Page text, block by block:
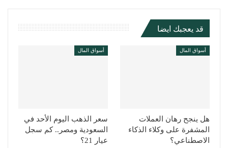
قد يعجبك ايضا
أسواق المال
هل ينجح رهان العملات
المشفرة على وكلاء الذكاء
الاصطناعي؟
أسواق المال
سعر الذهب اليوم الأحد في
السعودية ومصر.. كم سجل
عيار 21؟